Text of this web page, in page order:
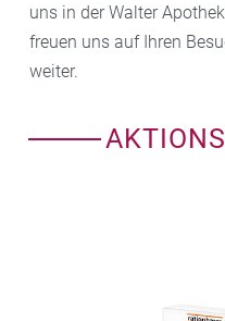
uns in der Walter
freuen uns auf Ihren
weiter.